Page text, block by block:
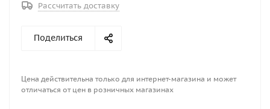
Рассчитать доставку
Поделиться
Цена действительна только для интернет-магазина и может
отличаться от цен в розничных магазинах